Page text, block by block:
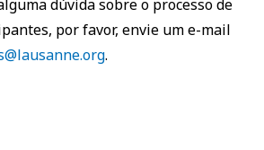
dúvida sobre o processo de
por favor, envie um e-mail
.